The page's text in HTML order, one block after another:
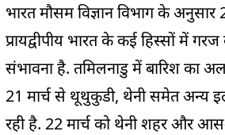
भारत मौसम विज्ञान विभाग के अनुसार
प्रायद्वीपीय भारत के कई हिस्सों में
संभावना है. तमिलनाडु में बारिश का
21 मार्च से थूथुकुडी, थेनी समेत अन्य
रही है. 22 मार्च को थेनी शहर और